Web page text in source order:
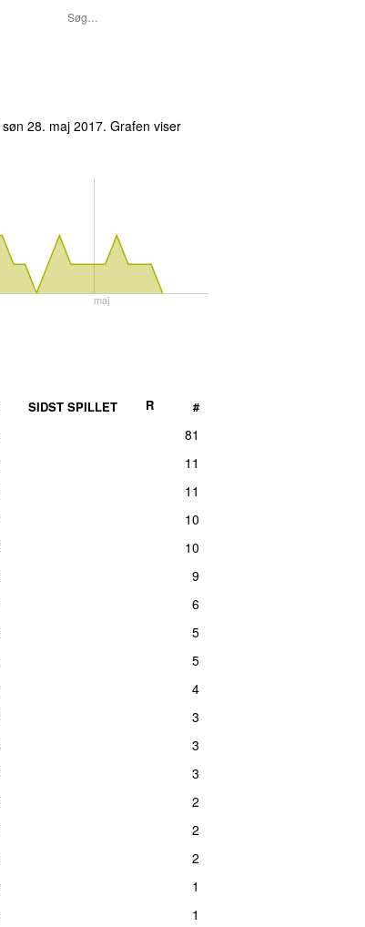
søn 28. maj 2017. Grafen viser
maj
SIDST SPILLET R #
81
11
11
10
10
9
6
5
5
4
3
3
3
2
2
2
1
1